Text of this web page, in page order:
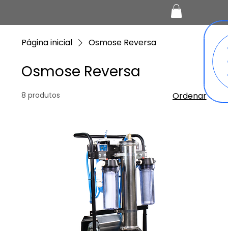
Página inicial Osmose Reversa
Osmose Reversa
8 produtos Ordenar